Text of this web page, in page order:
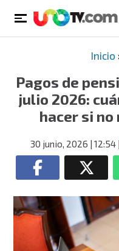
Inicio
Pagos de
julio 2026:
hacer si
30 junio, 2026 | 12:54|